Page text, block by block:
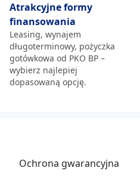
Atrakcyjne formy
finansowania
Leasing, wynajem
długoterminowy, pożyczka
gotówkowa od PKO BP –
wybierz najlepiej
dopasowaną opcję.
Ochrona gwarancyjna